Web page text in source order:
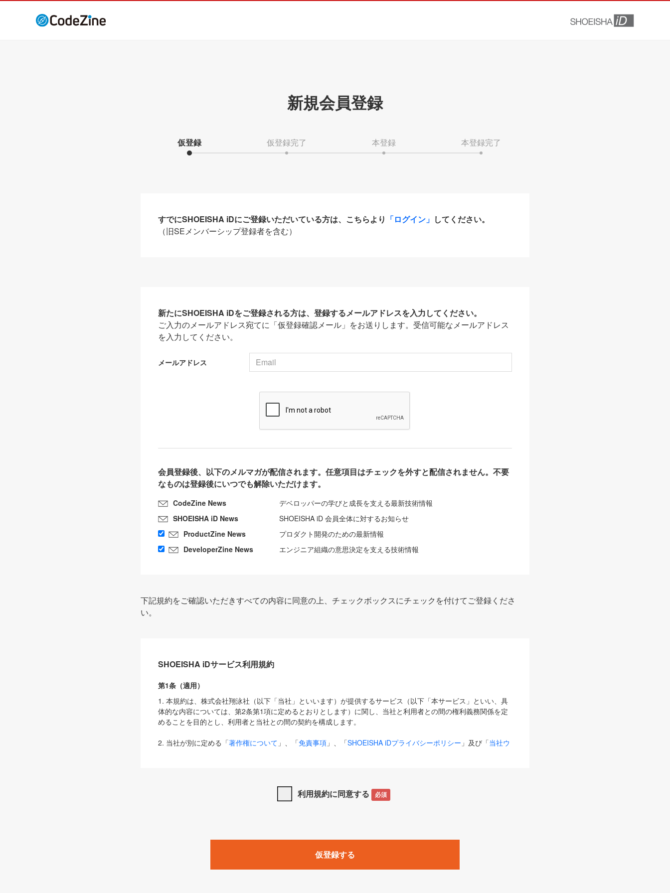
新規会員登録
仮登録 仮登録完了 本登録 本登録完了
すでにSHOEISHA iDにご登録いただいている方は、こちらより 「ログイン」 してください。
（旧SEメンバーシップ登録者を含む）
新たにSHOEISHA iDをご登録される方は、登録するメールアドレスを入力してください。
ご入力のメールアドレス宛てに「仮登録確認メール」をお送りします。受信可能なメールアドレス
を入力してください。
メールアドレス
会員登録後、以下のメルマガが配信されます。任意項目はチェックを外すと配信されません。不要
なものは登録後にいつでも解除いただけます。
CodeZine News
デベロッパーの学びと成長を支える最新技術情報
SHOEISHA iD News
SHOEISHA iD 会員全体に対するお知らせ
ProductZine News
プロダクト開発のための最新情報
DeveloperZine News
エンジニア組織の意思決定を支える技術情報
下記規約をご確認いただきすべての内容に同意の上、チェックボックスにチェックを付けてご登録くださ
い。
SHOEISHA iDサービス利用規約
第1条（適用）
1. 本規約は、株式会社翔泳社（以下「当社」といいます）が提供するサービス（以下「本サービス」といい、具
体的な内容については、第2条第1項に定めるとおりとします）に関し、当社と利用者との間の権利義務関係を定
めることを目的とし、利用者と当社との間の契約を構成します。
2. 当社が別に定める「著作権について 」、「免責事項 」、「SHOEISHA iDプライバシーポリシー 」及び「当社ウ
は、本規約の規定が優先して適用されるものとします。
1. 「本サービス」とは、当社が提供する以下のサービス（名称や内容が変更された場合、変更後のサービスを含
みます）及びこれらサービスに関連して当社が実施するイベントやキャンペーンをいいます。
「SEBook」「SEShop」「CodeZine」「MarkeZine」「EnterpriseZine」「ECzine」「Biz/Zine」「HRzine」
利用規約に同意する 必須
仮登録する